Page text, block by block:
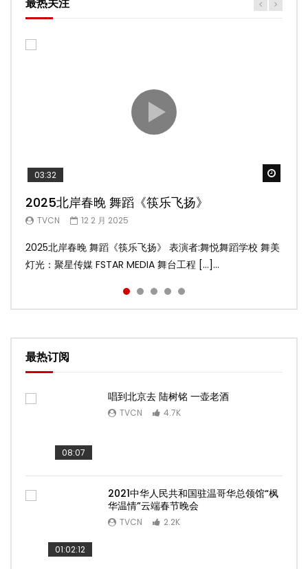
最热关注
03:32
2025北岸春晚 舞蹈《筷乐飞扬》
TVCN 12 2 月 2025
2025北岸春晚 舞蹈《筷乐飞扬》 表演者:舞悦舞蹈学校 舞美
灯光：聚星传媒 FSTAR MEDIA 舞台工程 […]...
02:58
2025北岸春晚 舞蹈《乌兰巴托的夜》
TVCN 12 2 月 2025
2025北岸春晚 舞蹈《乌兰巴托的夜》 表演者:飞扬舞蹈团 舞
美灯光：聚星传媒 FSTAR MEDIA 舞台工 […]...
04:19
2025北岸春晚 古典舞《雨后》
TVCN 12 2 月 2025
2025北岸春晚 古典舞《雨后》 表演者:洪杰舞蹈学院 舞美灯
光：聚星传媒 FSTAR MEDIA 舞台工程： […]...
05:13
2025北岸春晚 傣族舞蹈《水的女儿》
TVCN 12 2 月 2025
2025北岸春晚 傣族舞蹈《水的女儿》 表演者:洪杰舞蹈学院
舞美灯光：聚星传媒 FSTAR MEDIA 舞台 […]...
03:45
2025北岸春晚 舞蹈《十八焕蝶》
TVCN 9 2 月 2025
2025北岸春晚 舞蹈《十八焕蝶》 表演者:舞悦舞蹈学校 舞美
灯光：聚星传媒 FSTAR MEDIA 舞台工程 […]...
最热订阅
08:07
唱到北京去 陆树铭 一壶老酒
TVCN 4.7K
01:02:12
2021中华人民共和国驻温哥华总领馆“枫
华温情”云端春节晚会
TVCN 2.2K